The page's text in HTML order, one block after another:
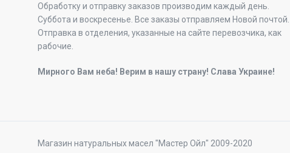
Обработку и отправку заказов производим каждый день.
Суббота и воскресенье. Все заказы отправляем Новой почтой.
Отправка в отделения, указанные на сайте перевозчика, как
рабочие.
Мирного Вам неба! Верим в нашу страну! Слава Украине!
Магазин натуральных масел "Мастер Ойл" 2009-2020